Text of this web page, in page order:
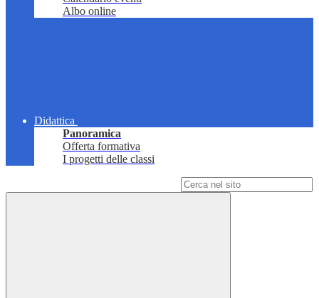
Albo online
Didattica
Panoramica
Offerta formativa
I progetti delle classi